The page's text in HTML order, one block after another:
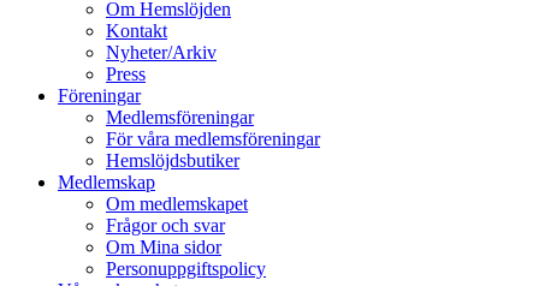
Om Hemslöjden
Kontakt
Nyheter/Arkiv
Press
Föreningar
Medlemsföreningar
För våra medlemsföreningar
Hemslöjdsbutiker
Medlemskap
Om medlemskapet
Frågor och svar
Om Mina sidor
Personuppgiftspolicy